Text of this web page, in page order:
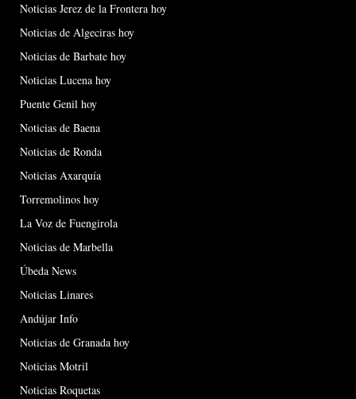
Noticias Jerez de la Frontera hoy
Noticias de Algeciras hoy
Noticias de Barbate hoy
Noticias Lucena hoy
Puente Genil hoy
Noticias de Baena
Noticias de Ronda
Noticias Axarquía
Torremolinos hoy
La Voz de Fuengirola
Noticias de Marbella
Úbeda News
Noticias Linares
Andújar Info
Noticias de Granada hoy
Noticias Motril
Noticias Roquetas